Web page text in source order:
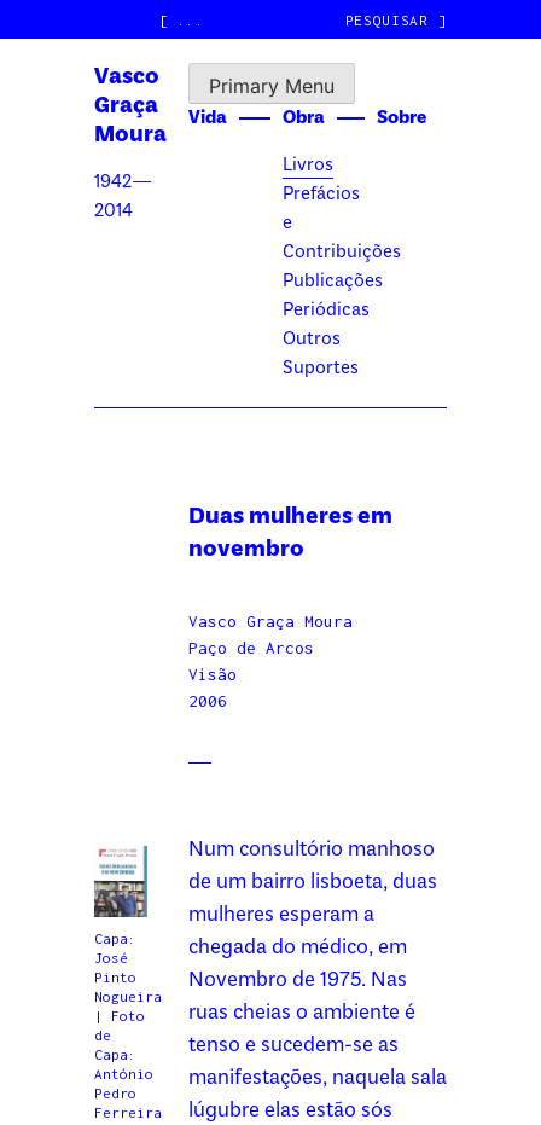
[ ]
Vasco
Graça
Moura
1942—
2014
Primary Menu
Vida
Obra
Livros
Prefácios
e
Contribuições
Publicações
Periódicas
Outros
Suportes
Sobre
Duas mulheres em
novembro
Vasco Graça Moura
Paço de Arcos
Visão
2006
Capa:
José
Pinto
Nogueira
| Foto
de
Capa:
António
Pedro
Ferreira
Num consultório manhoso
de um bairro lisboeta, duas
mulheres esperam a
chegada do médico, em
Novembro de 1975. Nas
ruas cheias o ambiente é
tenso e sucedem-se as
manifestações, naquela sala
lúgubre elas estão sós